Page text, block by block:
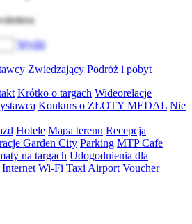
Wyślij
Zwiedzający Podróż i pobyt
Krótko o targach Wideorelacje
Konkurs o ZŁOTY MEDAL Nie
Hotele Mapa terenu Recepcja
Garden City Parking MTP Cafe
na targach Udogodnienia dla
Internet Wi-Fi Taxi Airport Voucher